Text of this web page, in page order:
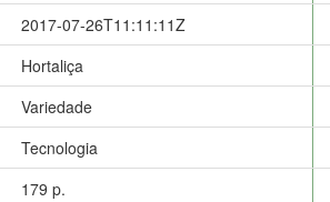
2017-07-26T11:11:11Z
Hortaliça
Variedade
Tecnologia
179 p.